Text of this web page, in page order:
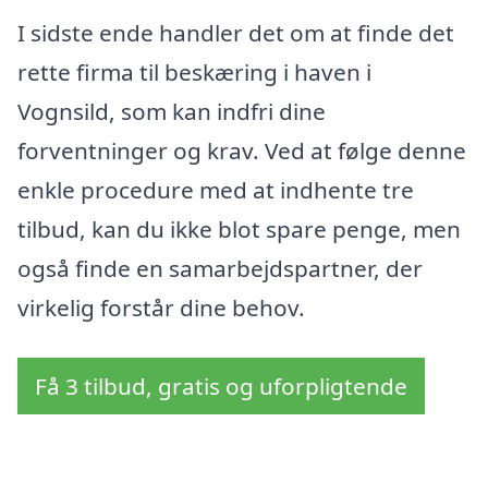
I sidste ende handler det om at finde det
rette firma til beskæring i haven i
Vognsild, som kan indfri dine
forventninger og krav. Ved at følge denne
enkle procedure med at indhente tre
tilbud, kan du ikke blot spare penge, men
også finde en samarbejdspartner, der
virkelig forstår dine behov.
Få 3 tilbud, gratis og uforpligtende